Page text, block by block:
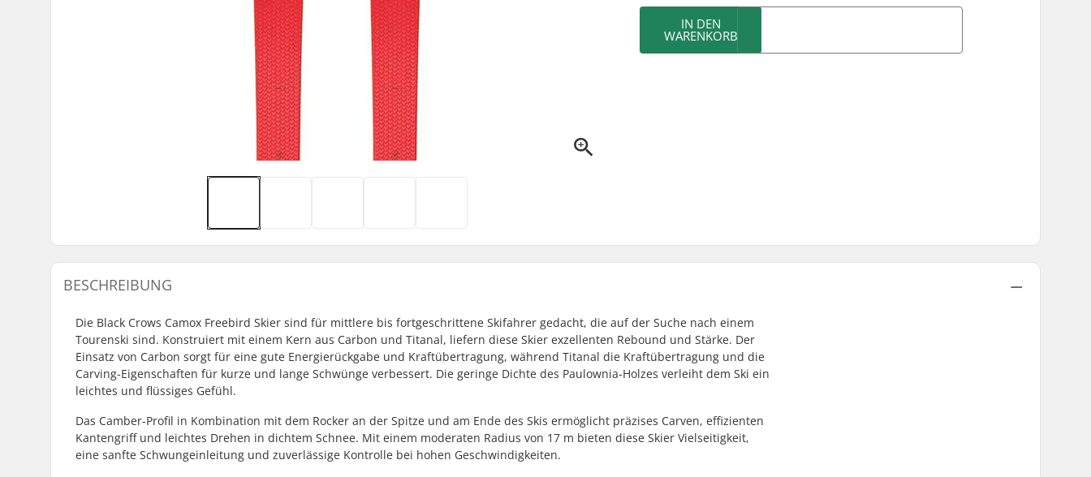
IN DEN
WARENKORB
BESCHREIBUNG
Die Black Crows Camox Freebird Skier sind für mittlere bis fortgeschrittene Skifahrer gedacht, die auf der Suche nach einem
Tourenski sind. Konstruiert mit einem Kern aus Carbon und Titanal, liefern diese Skier exzellenten Rebound und Stärke. Der
Einsatz von Carbon sorgt für eine gute Energierückgabe und Kraftübertragung, während Titanal die Kraftübertragung und die
Carving-Eigenschaften für kurze und lange Schwünge verbessert. Die geringe Dichte des Paulownia-Holzes verleiht dem Ski ein
leichtes und flüssiges Gefühl.
Das Camber-Profil in Kombination mit dem Rocker an der Spitze und am Ende des Skis ermöglicht präzises Carven, effizienten
Kantengriff und leichtes Drehen in dichtem Schnee. Mit einem moderaten Radius von 17 m bieten diese Skier Vielseitigkeit,
eine sanfte Schwungeinleitung und zuverlässige Kontrolle bei hohen Geschwindigkeiten.